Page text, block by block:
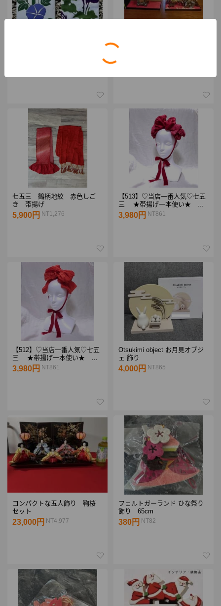
七五三 鶴柄地紋 赤色しご
き 帯揚げ
5,900円 NT1,276
【513】♡当店一番人気♡七五
三 ★帯揚げ一本使い★ 赤
顎紐リボン付き 髪飾り
3,980円 NT861
【512】♡当店一番人気♡七五
三 ★帯揚げ一本使い★ 赤
顎紐リボン付き 髪飾り
3,980円 NT861
Otsukimi object お月見オブジ
ェ 飾り
4,000円 NT865
コンパクトな五人飾り 鞠桜
セット
23,000円 NT4,977
フェルトガーランド ひな祭り
飾り 65cm
380円 NT82
OK